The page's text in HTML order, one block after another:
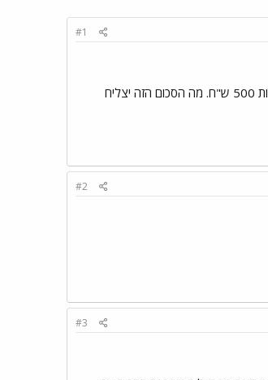
#1
מבחינת תקציב אני רוצה להשקיע בסביבות 500 ש"ח. מה הסכום הזה יצליח
#2
#3